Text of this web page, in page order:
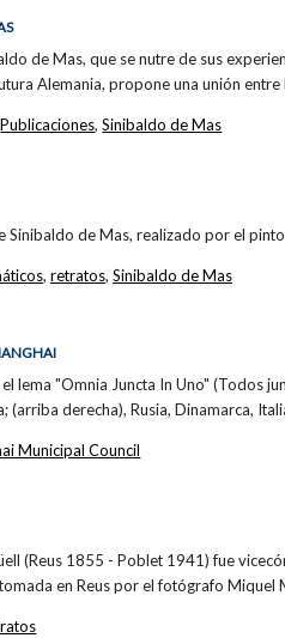
de Mas, que se nutre de sus
Alemania, propone una unión entre
Publicaciones,Sinibaldo de Mas
Sinibaldo de Mas, realizado por el
, retratos, Sinibaldo de Mas
el lema "Omnia Juncta In Uno" (Todos
(arriba derecha), Rusia, Dinamarca,
Municipal Council
(Reus 1855 - Poblet 1941) fue
en Reus por el fotógrafo Miquel